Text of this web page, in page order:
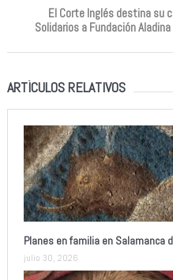
El Corte Inglés destina su
Solidarios a Fundación
ARTÍCULOS RELATIVOS
Planes en familia en Salamanca
julio 30, 2026